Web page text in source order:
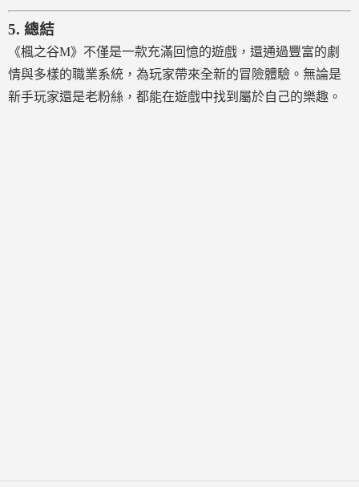
5. 總結
《楓之谷M》不僅是一款充滿回憶的遊戲，還通過豐富的劇
情與多樣的職業系統，為玩家帶來全新的冒險體驗。無論是
新手玩家還是老粉絲，都能在遊戲中找到屬於自己的樂趣。